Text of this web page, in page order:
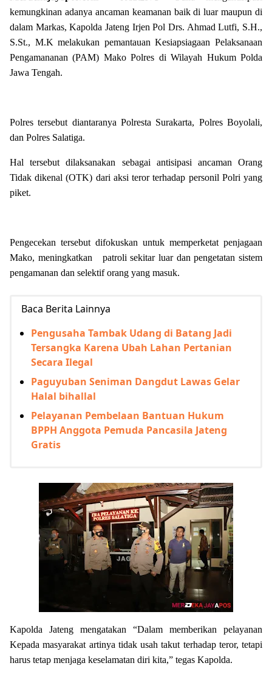
kemungkinan adanya ancaman keamanan baik di luar maupun di
dalam Markas, Kapolda Jateng Irjen Pol Drs. Ahmad Lutfi, S.H.,
S.St., M.K melakukan pemantauan Kesiapsiagaan Pelaksanaan
Pengamananan (PAM) Mako Polres di Wilayah Hukum Polda
Jawa Tengah.
Polres tersebut diantaranya Polresta Surakarta, Polres Boyolali,
dan Polres Salatiga.
Hal tersebut dilaksanakan sebagai antisipasi ancaman Orang
Tidak dikenal (OTK) dari aksi teror terhadap personil Polri yang
piket.
Pengecekan tersebut difokuskan untuk memperketat penjagaan
Mako, meningkatkan patroli sekitar luar dan pengetatan sistem
pengamanan dan selektif orang yang masuk.
Baca Berita Lainnya
Pengusaha Tambak Udang di Batang Jadi
Tersangka Karena Ubah Lahan Pertanian
Secara Ilegal
Paguyuban Seniman Dangdut Lawas Gelar
Halal bihallal
Pelayanan Pembelaan Bantuan Hukum
BPPH Anggota Pemuda Pancasila Jateng
Gratis
Kapolda Jateng mengatakan “Dalam memberikan pelayanan
Kepada masyarakat artinya tidak usah takut terhadap teror, tetapi
harus tetap menjaga keselamatan diri kita,” tegas Kapolda.